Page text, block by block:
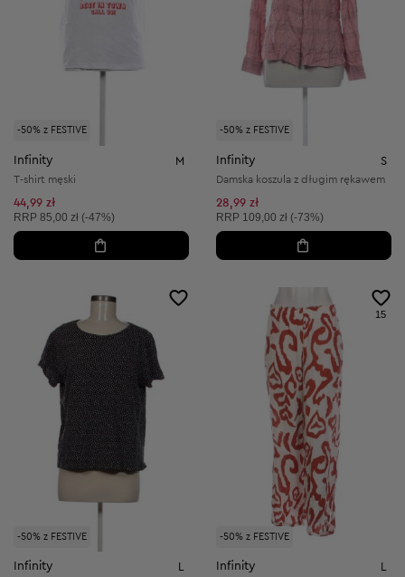
-50% z FESTIVE
Infinity M
T-shirt męski
44,99 zł
Cena sugerowana:
RRP 85,00 zł (-47%)
-50% z FESTIVE
Infinity S
Damska koszula z długim rękawem
28,99 zł
Cena sugerowana:
RRP 109,00 zł (-73%)
-50% z FESTIVE
Infinity
-50% z FESTIVE
15
Infinity